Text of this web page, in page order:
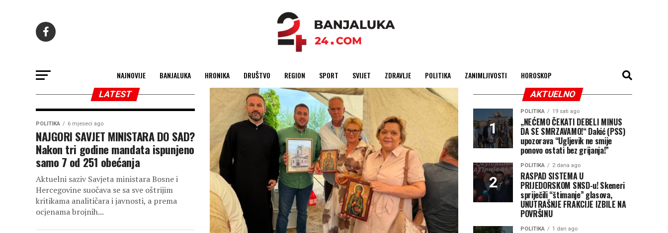
NAJNOVIJE BANJALUKA HRONIKA DRUŠTVO REGION SPORT SVIJET ZDRAVLJE POLITIKA ZANIMLJIVOSTI HOROSKOP
LATEST
POLITIKA 6 mjeseci ago
NAJGORI SAVJET MINISTARA DO SAD?
Nakon tri godine mandata ispunjeno
samo 7 od 251 obećanja
Aktuelni saziv Savjeta ministara Bosne i
Hercegovine suočava se sa sve oštrijim
kritikama analitičara i javnosti, a prema
ocjenama brojnih...
AKTUELNO
POLITIKA 19 sati ago
„NEĆEMO ČEKATI DEBELI MINUS
DA SE SMRZAVAMO!“ Dakić (PSS)
upozorava “Ugljevik ne smije
ponovo ostati bez grijanja!”
POLITIKA 2 dana ago
RASPAD SISTEMA U
PRIJEDORSKOM SNSD-u! Skeneri
spriječili “štimanje” glasova,
UNUTRAŠNJE FRAKCIJE IZBILE NA
POVRŠINU
POLITIKA 1 dan ago